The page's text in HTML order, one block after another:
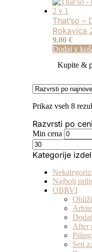
That’so –
Rokavica
9,00 €
Dodaj v
Kupite &
Prikaz vseh 8
Razvrsti po ceni
Min cena
Kategorije
Najbolj
OBRVI
After
Seti